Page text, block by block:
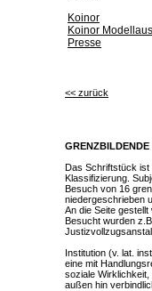
Koinor
Koinor
Presse
<< zurück
Das Schriftstück ist
Klassifizierung.
Besuch von 16
niedergeschrieben
An die Seite
Besucht wurden
Institution (v. lat.
eine mit
soziale
außen hin